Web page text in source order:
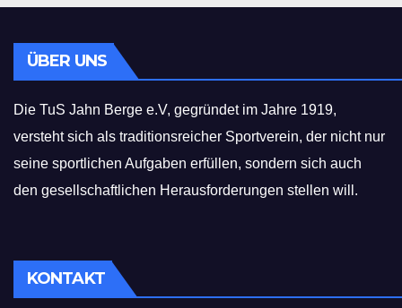
ÜBER UNS
Die TuS Jahn Berge e.V, gegründet im Jahre 1919,
versteht sich als traditionsreicher Sportverein, der nicht nur
seine sportlichen Aufgaben erfüllen, sondern sich auch
den gesellschaftlichen Herausforderungen stellen will.
KONTAKT